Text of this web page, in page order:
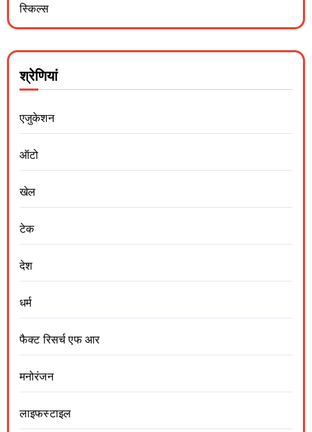
स्किल्स
श्रेणियां
एजुकेशन
ऑटो
खेल
टेक
देश
धर्म
फैक्ट रिसर्च एफ आर
मनोरंजन
लाइफस्टाइल